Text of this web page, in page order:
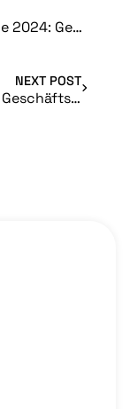
Bitkom Digital Health Conference 2024: Gemeinsam die Zukunft des digitalen Gesundheitswesens gestalten
NEXT POST
Neue Gesellschafterstruktur und Geschäftsführung stellen die Weichen für die Zukunft